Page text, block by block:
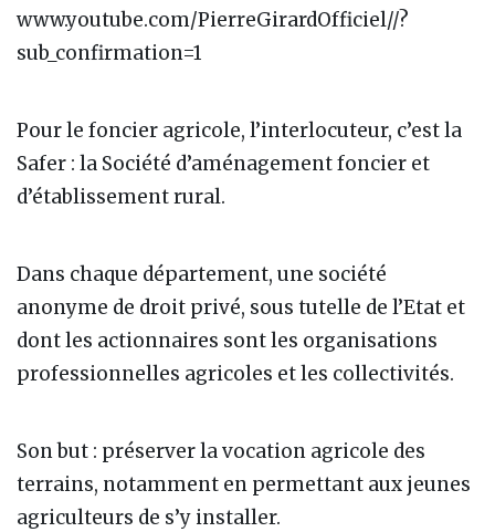
www.youtube.com/PierreGirardOfficiel//?
sub_confirmation=1
Pour le foncier agricole, l’interlocuteur, c’est la
Safer : la Société d’aménagement foncier et
d’établissement rural.
Dans chaque département, une société
anonyme de droit privé, sous tutelle de l’Etat et
dont les actionnaires sont les organisations
professionnelles agricoles et les collectivités.
Son but : préserver la vocation agricole des
terrains, notamment en permettant aux jeunes
agriculteurs de s’y installer.